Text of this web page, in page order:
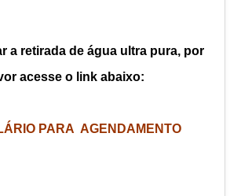
a retirada de água ultra pura, por
acesse o link abaixo:
PARA AGENDAMENTO